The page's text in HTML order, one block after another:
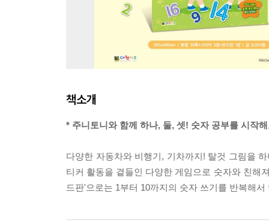
책소개
* 주니토니와 함께 하나, 둘, 셋! 숫자 공부를 시작
다양한 자동차와 비행기, 기차까지! 탈것 그림을
티커 활동을 곁들인 다양한 게임으로 숫자와 친해
드판'으로는 1부터 10까지의 숫자 쓰기를 반복해서